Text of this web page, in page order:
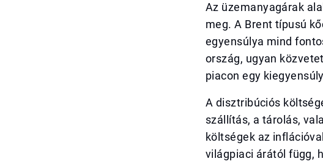
Az üzemanyagárak
meg. A Brent típusú
egyensúlya mind
ország, ugyan
piacon egy
A disztribúciós
szállítás, a tárolás,
költségek az
világpiaci árától függ,